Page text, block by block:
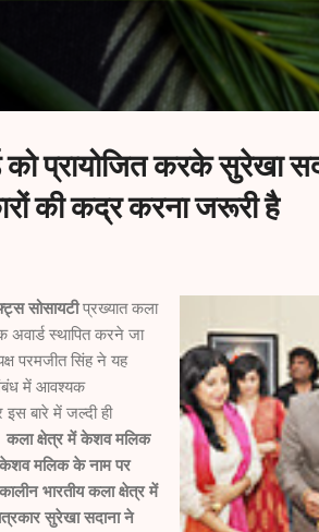
Skip to main content
प्रायोजित करके सुरेखा
की कद्र करना जरूरी है
सोसायटीप्रख्यात कला
स्थापित करने जा
परमजीत सिंह ने यह
में आवश्यक
बारे में जल्दी ही
कला क्षेत्र में केशव मलिक
केशव मलिक के नाम पर
भारतीय कला क्षेत्र में
सुरेखा सदाना ने